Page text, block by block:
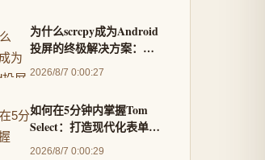
为什么scrcpy成为Android
投屏的终极解决方案：完
整实战指南
2026/8/7 0:00:27
如何在5分钟内掌握Tom
Select：打造现代化表单选
择器的终极指南
2026/8/7 0:00:29